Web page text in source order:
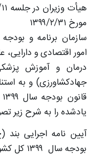
مورخ ۱۳۹۹/۲/۳۱
سازمان برنامه و
امور اقتصادی و
درمان و آموزش
یادشده را به شرح زیر
بودجه سال ۱۳۹۹ کل کشور